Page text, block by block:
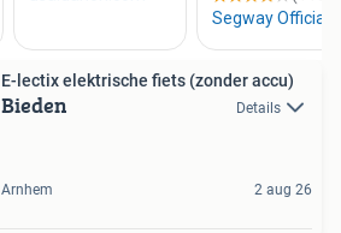
E-lectix elektrische fiets (zonder accu)
Bieden Details
Arnhem 2 aug 26